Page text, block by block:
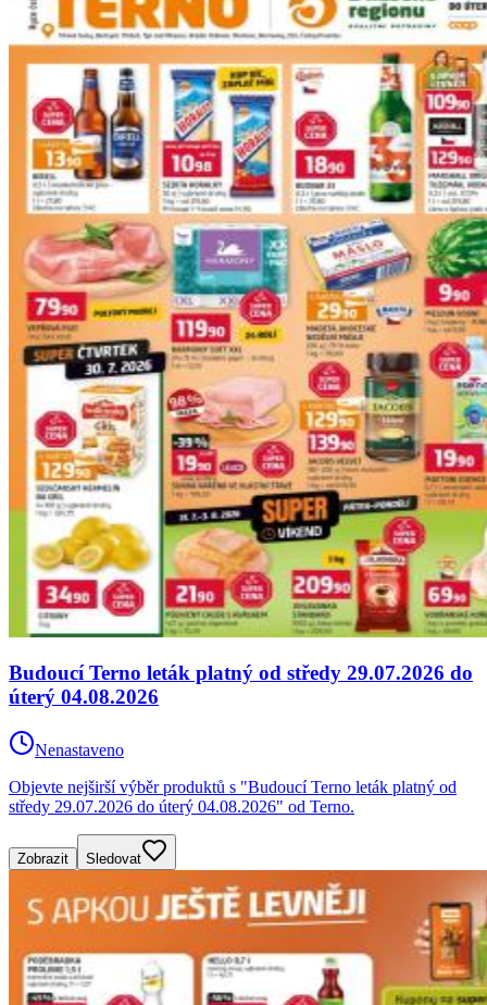
Budoucí Terno leták platný od středy 29.07.2026 do
úterý 04.08.2026
Nenastaveno
Objevte nejširší výběr produktů s "Budoucí Terno leták platný od
středy 29.07.2026 do úterý 04.08.2026" od Terno.
Zobrazit Sledovat